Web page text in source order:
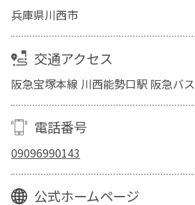
兵庫県川西市
交通アクセス
阪急宝塚本線 川西能勢口駅 阪急バス
電話番号
09096990143
公式ホームページ